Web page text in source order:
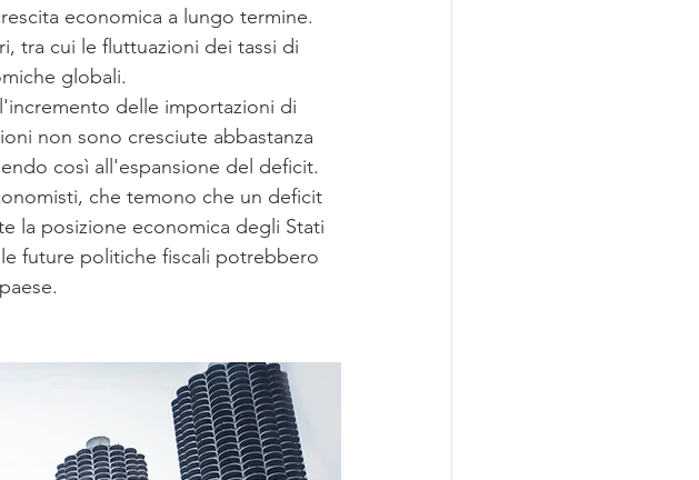
economica a lungo termine.
tra cui le fluttuazioni dei tassi di
globali.
delle importazioni di
non sono cresciute abbastanza
così all'espansione del deficit.
che temono che un deficit
la posizione economica degli Stati
future politiche fiscali potrebbero